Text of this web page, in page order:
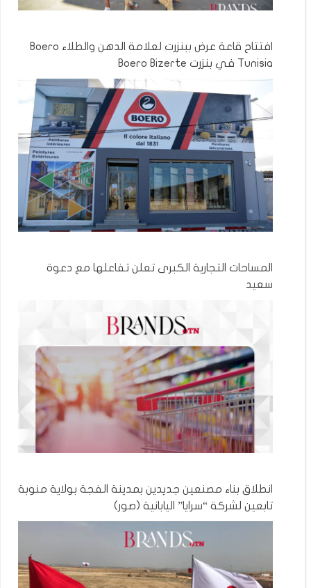
افتتاح قاعة عرض ببنزرت لعلامة الدهن والطلاء Boero
Tunisia في بنزرت Boero Bizerte
المساحات التجارية الكبرى تعلن تفاعلها مع دعوة
سعيد
انطلاق بناء مصنعين جديدين بمدينة الفجة بولاية منوبة
تابعين لشركة “سرايا” اليابانية (صور)